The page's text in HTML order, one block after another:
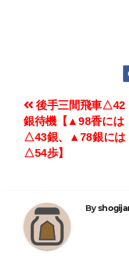
投
稿
ナ
ゲ
ー
シ
後手三間飛車△42
銀待機【▲98香には
△43銀、▲78銀には
△54歩】
By